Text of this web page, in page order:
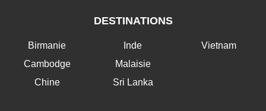
DESTINATIONS
Birmanie
Cambodge
Chine
Inde
Malaisie
Sri Lanka
Vietnam